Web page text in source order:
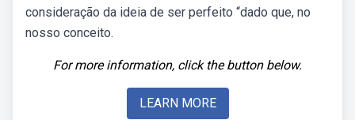
consideração da ideia de ser perfeito “dado que, no
nosso conceito.
For more information, click the button below.
LEARN MORE